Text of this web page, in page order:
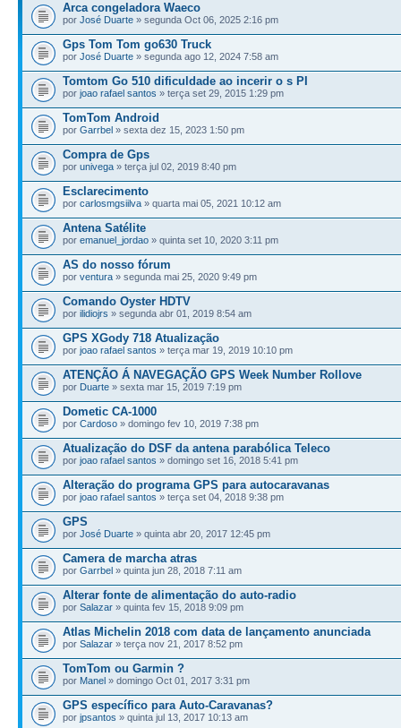
Arca congeladora Waeco
por José Duarte » segunda Oct 06, 2025 2:16 pm
Gps Tom Tom go630 Truck
por José Duarte » segunda ago 12, 2024 7:58 am
Tomtom Go 510 dificuldade ao incerir o s PI
por joao rafael santos » terça set 29, 2015 1:29 pm
TomTom Android
por Garrbel » sexta dez 15, 2023 1:50 pm
Compra de Gps
por univega » terça jul 02, 2019 8:40 pm
Esclarecimento
por carlosmgsiilva » quarta mai 05, 2021 10:12 am
Antena Satélite
por emanuel_jordao » quinta set 10, 2020 3:11 pm
AS do nosso fórum
por ventura » segunda mai 25, 2020 9:49 pm
Comando Oyster HDTV
por ilidiojrs » segunda abr 01, 2019 8:54 am
GPS XGody 718 Atualização
por joao rafael santos » terça mar 19, 2019 10:10 pm
ATENÇÃO Á NAVEGAÇÃO GPS Week Number Rollove
por Duarte » sexta mar 15, 2019 7:19 pm
Dometic CA-1000
por Cardoso » domingo fev 10, 2019 7:38 pm
Atualização do DSF da antena parabólica Teleco
por joao rafael santos » domingo set 16, 2018 5:41 pm
Alteração do programa GPS para autocaravanas
por joao rafael santos » terça set 04, 2018 9:38 pm
GPS
por José Duarte » quinta abr 20, 2017 12:45 pm
Camera de marcha atras
por Garrbel » quinta jun 28, 2018 7:11 am
Alterar fonte de alimentação do auto-radio
por Salazar » quinta fev 15, 2018 9:09 pm
Atlas Michelin 2018 com data de lançamento anunciada
por Salazar » terça nov 21, 2017 8:52 pm
TomTom ou Garmin ?
por Manel » domingo Oct 01, 2017 3:31 pm
GPS específico para Auto-Caravanas?
por jpsantos » quinta jul 13, 2017 10:13 am